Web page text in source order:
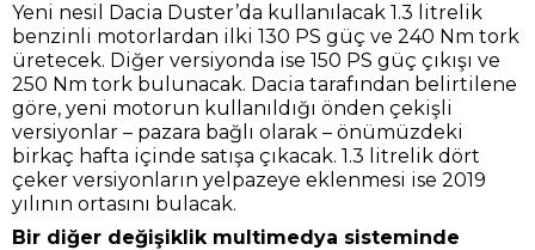
Yeni nesil Dacia Duster’da kullanılacak 1.3 litrelik
benzinli motorlardan ilki 130 PS güç ve 240 Nm tork
üretecek. Diğer versiyonda ise 150 PS güç çıkışı ve
250 Nm tork bulunacak. Dacia tarafından belirtilene
göre, yeni motorun kullanıldığı önden çekişli
versiyonlar – pazara bağlı olarak – önümüzdeki
birkaç hafta içinde satışa çıkacak. 1.3 litrelik dört
çeker versiyonların yelpazeye eklenmesi ise 2019
yılının ortasını bulacak.
Bir diğer değişiklik multimedya sisteminde